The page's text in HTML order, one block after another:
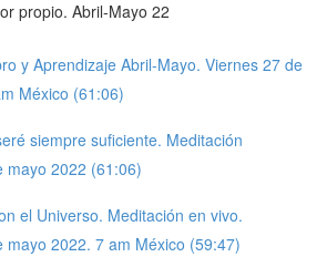
propio. Abril-Mayo 22
y Aprendizaje Abril-Mayo. Viernes 27 de
México (61:06)
siempre suficiente. Meditación
mayo 2022 (61:06)
el Universo. Meditación en vivo.
mayo 2022. 7 am México (59:47)